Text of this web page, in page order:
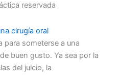
reservada
cirugía oral
para someterse a una
buen gusto. Ya sea por la
del juicio, la